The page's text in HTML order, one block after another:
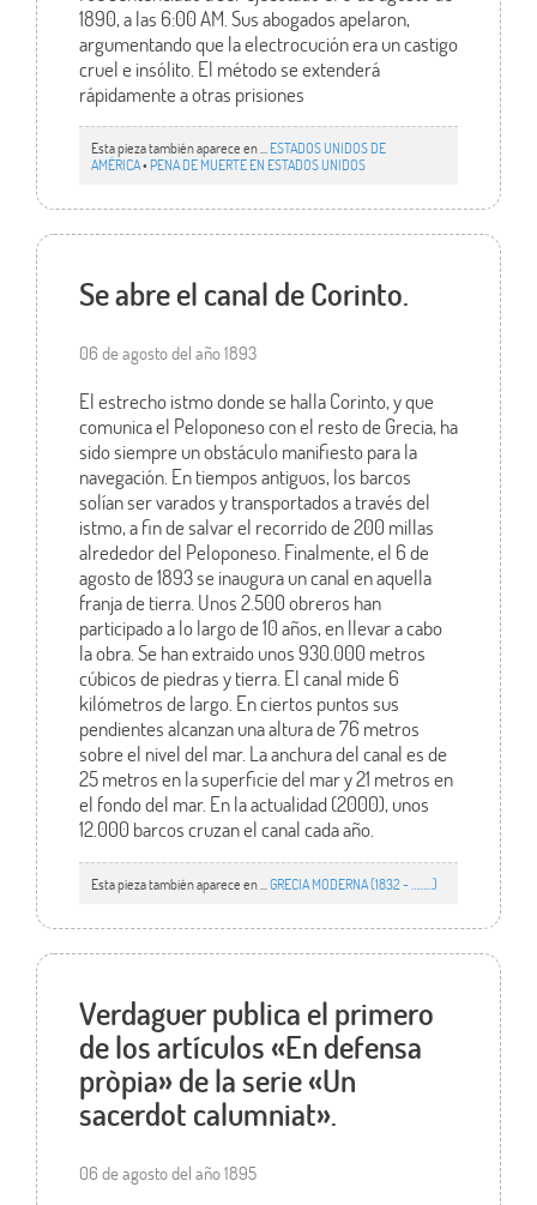
1890, a las 6:00 AM. Sus abogados apelaron,
argumentando que la electrocución era un castigo
cruel e insólito. El método se extenderá
rápidamente a otras prisiones
Esta pieza también aparece en ... ESTADOS UNIDOS DE
AMÉRICA• PENA DE MUERTE EN ESTADOS UNIDOS
Se abre el canal de Corinto.
06 de agosto del año 1893
El estrecho istmo donde se halla Corinto, y que
comunica el Peloponeso con el resto de Grecia, ha
sido siempre un obstáculo manifiesto para la
navegación. En tiempos antiguos, los barcos
solían ser varados y transportados a través del
istmo, a fin de salvar el recorrido de 200 millas
alrededor del Peloponeso. Finalmente, el 6 de
agosto de 1893 se inaugura un canal en aquella
franja de tierra. Unos 2.500 obreros han
participado a lo largo de 10 años, en llevar a cabo
la obra. Se han extraido unos 930.000 metros
cúbicos de piedras y tierra. El canal mide 6
kilómetros de largo. En ciertos puntos sus
pendientes alcanzan una altura de 76 metros
sobre el nivel del mar. La anchura del canal es de
25 metros en la superficie del mar y 21 metros en
el fondo del mar. En la actualidad (2000), unos
12.000 barcos cruzan el canal cada año.
Esta pieza también aparece en ... GRECIA MODERNA (1832 - ………)
Verdaguer publica el primero
de los artículos «En defensa
pròpia» de la serie «Un
sacerdot calumniat».
06 de agosto del año 1895